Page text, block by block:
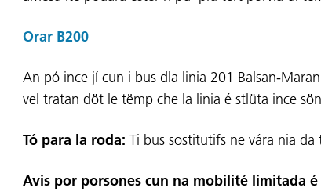
Orar B200
An pó ince jí cun i bus dla linia 201 Balsan-
vel tratan döt le tëmp che la linia é stlüta ince
Tó para la roda: Ti bus sostitutifs ne vára nia da
Avis por porsones cun na mobilité limitada